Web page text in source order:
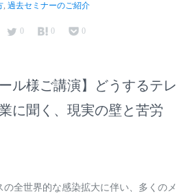
, 過去セミナーのご紹介
0 0 0
ル様ご講演】どうするテレ
に聞く、現実の壁と苦労
全世界的な感染拡大に伴い、多くのメ